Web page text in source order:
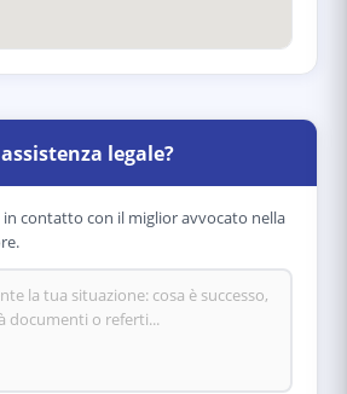
legale?
contatto con il miglior avvocato nella